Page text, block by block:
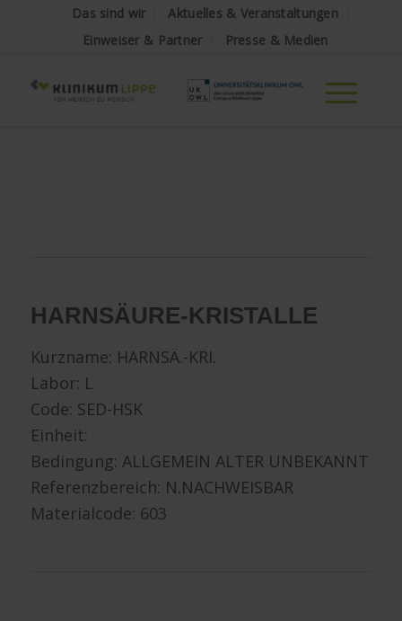
Das sind wir
Aktuelles & Veranstaltungen
Einweiser & Partner
Presse & Medien
HARNSÄURE-KRISTALLE
Kurzname: HARNSÄ.-KRI.
Labor: L
Code: SED-HSK
Einheit:
Bedingung: ALLGEMEIN ALTER UNBEKANNT
Referenzbereich: N.NACHWEISBAR
Materialcode: 603